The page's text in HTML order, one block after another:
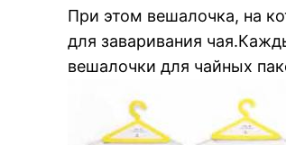
При этом вешалочка, на
для заваривания
вешалочки для чайных